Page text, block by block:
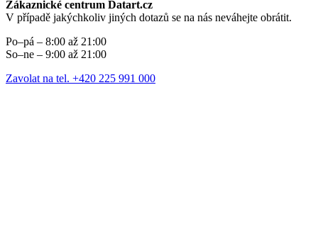
Zákaznické centrum Datart.cz
V případě jakýchkoliv jiných dotazů se na nás neváhejte obrátit.
Po–pá – 8:00 až 21:00
So–ne – 9:00 až 21:00
Zavolat na tel. +420 225 991 000